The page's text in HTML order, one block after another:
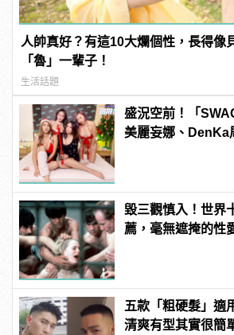
人帥真好？有這10大爛個性，長得像
「魯」一輩子！
生活話題
盛況空前！「
美麗妄娜、DenKa
毀三觀慎入！世界
薦，毫無遮掩的性
五款「粗硬髮」適
清爽有型其實很簡